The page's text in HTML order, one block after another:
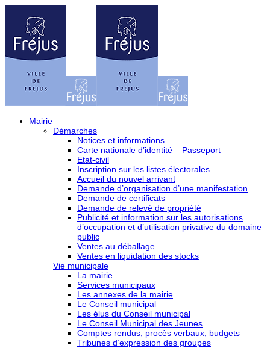
Mairie
Démarches
Notices et informations
Carte nationale d’identité – Passeport
Etat-civil
Inscription sur les listes électorales
Accueil du nouvel arrivant
Demande d’organisation d’une manifestation
Demande de certificats
Demande de relevé de propriété
Publicité et information sur les autorisations
d’occupation et d’utilisation privative du domaine
public
Ventes au déballage
Ventes en liquidation des stocks
Vie municipale
La mairie
Services municipaux
Les annexes de la mairie
Le Conseil municipal
Les élus du Conseil municipal
Le Conseil Municipal des Jeunes
Comptes rendus, procès verbaux, budgets
Tribunes d’expression des groupes